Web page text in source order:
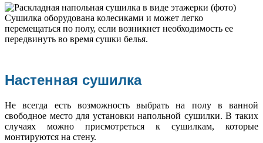
Сушилка оборудована колесиками и может легко
перемещаться по полу, если возникнет необходимость ее
передвинуть во время сушки белья.
Настенная сушилка
Не всегда есть возможность выбрать на полу в ванной
свободное место для установки напольной сушилки. В таких
случаях можно присмотреться к сушилкам, которые
монтируются на стену.